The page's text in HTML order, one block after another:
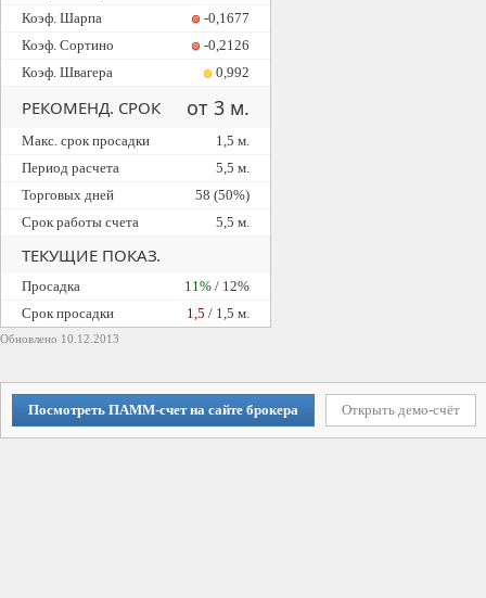
Обновлено 10.12.2013
Коэф. Шарпа
-0,1677
Коэф. Сортино
-0,2126
Коэф. Швагера
0,992
РЕКОМЕНД. СРОК от 3 м.
Макс. срок просадки
1,5 м.
Период расчета
5,5 м.
Торговых дней
58 (50%)
Срок работы счета
5,5 м.
ТЕКУЩИЕ ПОКАЗ.
Просадка 11% / 12%
Cрок просадки
1,5 / 1,5 м.
Посмотреть ПАММ-счет на сайте брокера Открыть демо-счёт